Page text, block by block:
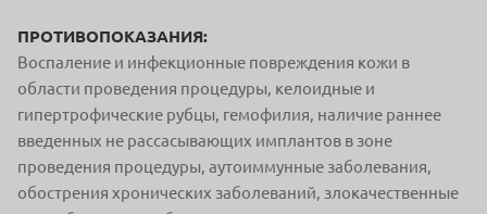
ПРОТИВОПОКАЗАНИЯ:
Воспаление и инфекционные повреждения кожи в
области проведения процедуры, келоидные и
гипертрофические рубцы, гемофилия, наличие раннее
введенных не рассасывающих имплантов в зоне
проведения процедуры, аутоиммунные заболевания,
обострения хронических заболеваний, злокачественные